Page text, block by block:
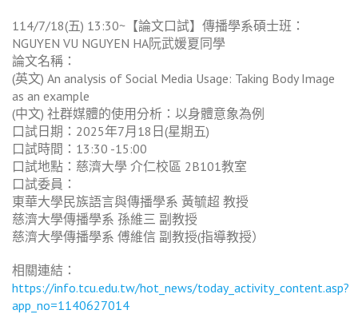
114/7/18(五) 13:30~【論文口試】傳播學系碩士班：
NGUYEN VU NGUYEN HA阮武媛夏同學
論文名稱：
(英文) An analysis of Social Media Usage: Taking Body Image
as an example
(中文) 社群媒體的使用分析：以身體意象為例
口試日期：2025年7月18日(星期五)
口試時間：13:30 -15:00
口試地點：慈濟大學 介仁校區 2B101教室
口試委員：
東華大學民族語言與傳播學系 黃毓超 教授
慈濟大學傳播學系 孫維三 副教授
慈濟大學傳播學系 傅維信 副教授(指導教授）
相關連結：
https://info.tcu.edu.tw/hot_news/today_activity_content.asp?
app_no=1140627014